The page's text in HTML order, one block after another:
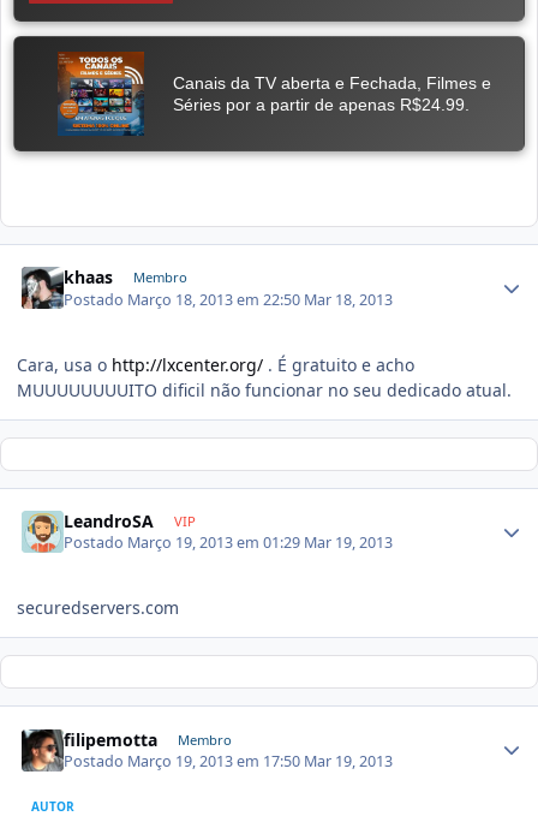
khaas Membro
Postado Março 18, 2013 em 22:50 Mar 18, 2013
Cara, usa o http://lxcenter.org/ . É gratuito e acho
MUUUUUUUUITO dificil não funcionar no seu dedicado atual.
LeandroSA VIP
Postado Março 19, 2013 em 01:29 Mar 19, 2013
securedservers.com
filipemotta Membro
Postado Março 19, 2013 em 17:50 Mar 19, 2013
AUTOR